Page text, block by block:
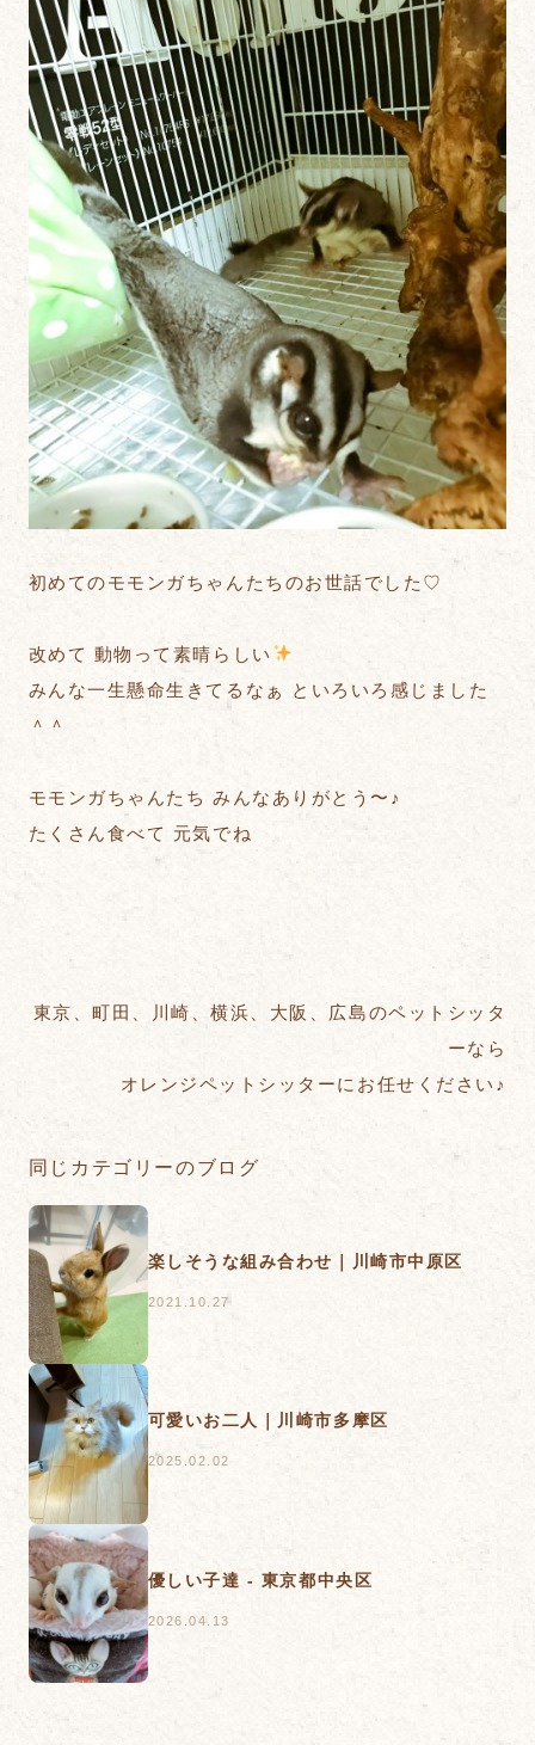
初めてのモモンガちゃんたちのお世話でした♡
改めて 動物って素晴らしい
みんな一生懸命生きてるなぁ といろいろ感じました
＾＾
モモンガちゃんたち みんなありがとう〜♪
たくさん食べて 元気でね
東京、町田、川崎、横浜、大阪、広島のペットシッタ
ーなら
オレンジペットシッターにお任せください♪
同じカテゴリーのブログ
楽しそうな組み合わせ｜川崎市中原区
2021.10.27
可愛いお二人｜川崎市多摩区
2025.02.02
優しい子達 - 東京都中央区
2026.04.13